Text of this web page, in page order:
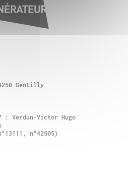
Gentilly
: Verdun-Victor Hugo
n°42505)